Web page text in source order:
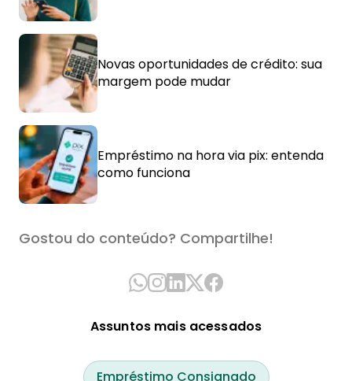
Novas oportunidades de crédito: sua
margem pode mudar
Empréstimo na hora via pix: entenda
como funciona
Gostou do conteúdo? Compartilhe!
Assuntos mais acessados
Empréstimo Consignado